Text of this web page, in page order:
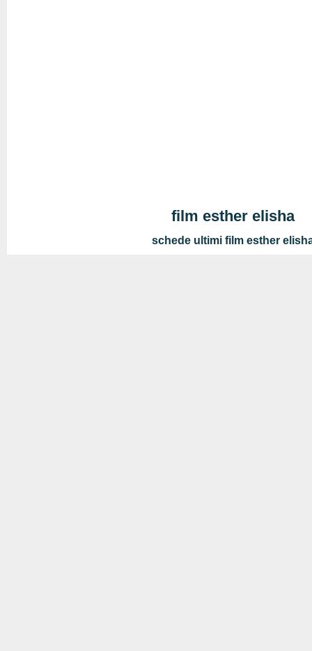
film esther elisha
schede ultimi film esther